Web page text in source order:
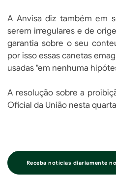
A Anvisa diz também em
serem irregulares e de
garantia sobre o seu
por isso essas canetas
usadas "em nenhuma
A resolução sobre a
Oficial da União nesta
Receba notícias diariamente